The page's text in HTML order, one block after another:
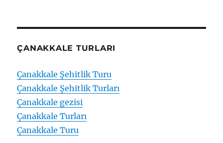
ÇANAKKALE TURLARI
Çanakkale Şehitlik Turu
Çanakkale Şehitlik Turları
Çanakkale gezisi
Çanakkale Turları
Çanakkale Turu